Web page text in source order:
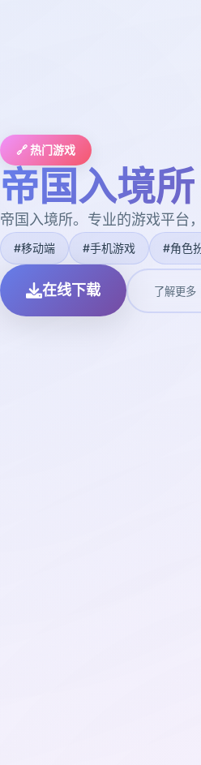
🔗 热门游戏
帝国入境所
帝国入境所。专业的游戏平台
#移动端 #手机游戏 #角色
在线下载 了解更多